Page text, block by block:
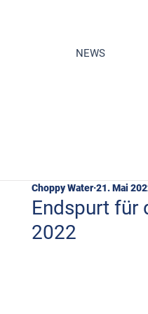
NEWS
Endspurt für
2022
Choppy Water 21. Mai